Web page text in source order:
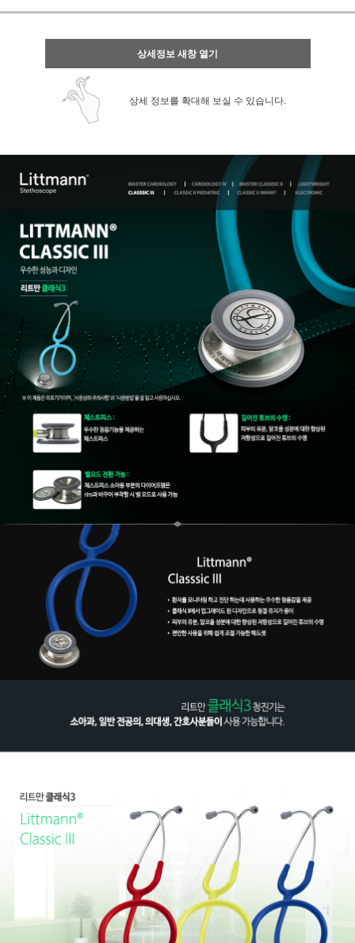
상세정보 새창 열기
상세 정보를 확대해 보실 수 있습니다.